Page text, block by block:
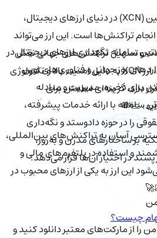
یکی از بزرگترین مزایای ارز چین (XCN) در دنیای ارزهای دیجیتال،
تراکنش‌ها است. این ارز می‌تواند
و تسهیل تراکنش‌های جهانی نقش
موثری ایفا کند. علاوه بر این، ارز XCN به دلیل امنیت بالا و تکنولوژی
دارد، گزینه‌ای مطمئن برای
📈💸
آسان به تراکنش‌های بین‌المللی،
و استفاده در پلتفرم‌های مالی و
این ارز به یکی از ارزهای محبوب در
چیست؟
سامانه نگهداری ارزهای دیجیتال در
روز جهانی و فناوری‌های نوین
ذخیره، مدیریت و مبادله
سامانه با ارائه خدمات پیشرفته،
را در حوزه دادوستد و نگه‌داری
بر ساختارهای مدرن و به‌روز،
در اختیار آن‌ها قرار می‌دهد.
از مارکت‌های معتبر دانلود کنید و